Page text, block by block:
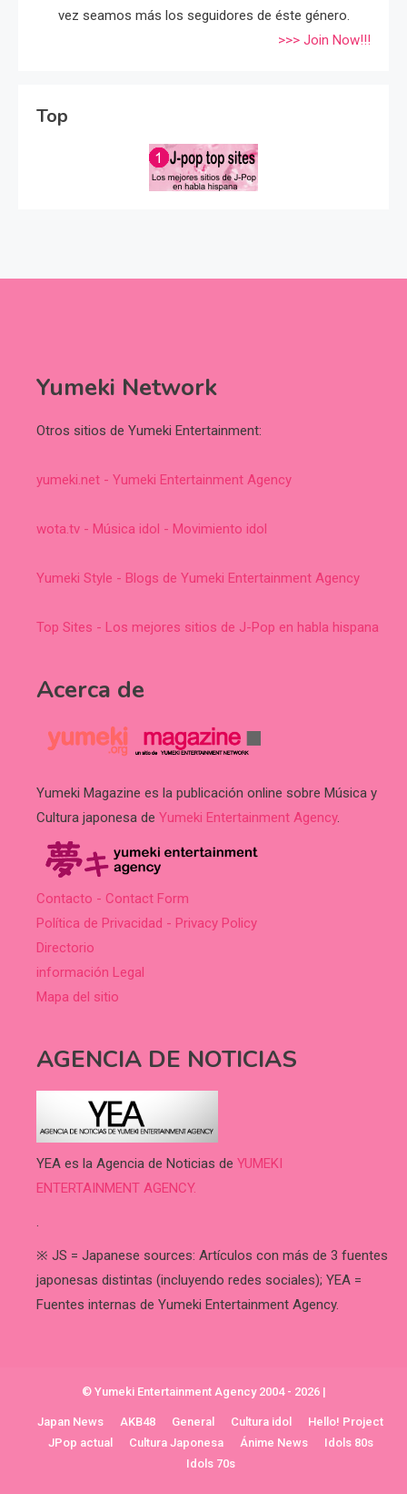
vez seamos más los seguidores de éste género.
>>> Join Now!!!
Top
Yumeki Network
Otros sitios de Yumeki Entertainment:
yumeki.net - Yumeki Entertainment Agency
wota.tv - Música idol - Movimiento idol
Yumeki Style - Blogs de Yumeki Entertainment Agency
Top Sites - Los mejores sitios de J-Pop en habla hispana
Acerca de
Yumeki Magazine es la publicación online sobre Música y
Cultura japonesa de Yumeki Entertainment Agency.
Contacto - Contact Form
Política de Privacidad - Privacy Policy
Directorio
información Legal
Mapa del sitio
AGENCIA DE NOTICIAS
YEA es la Agencia de Noticias de YUMEKI
ENTERTAINMENT AGENCY.
.
※ JS = Japanese sources: Artículos con más de 3 fuentes
japonesas distintas (incluyendo redes sociales); YEA =
Fuentes internas de Yumeki Entertainment Agency.
© Yumeki Entertainment Agency 2004 - 2026 |
Japan News AKB48 General Cultura idol
Hello! Project
JPop actual
Cultura Japonesa Ánime News
Idols 80s
Idols 70s